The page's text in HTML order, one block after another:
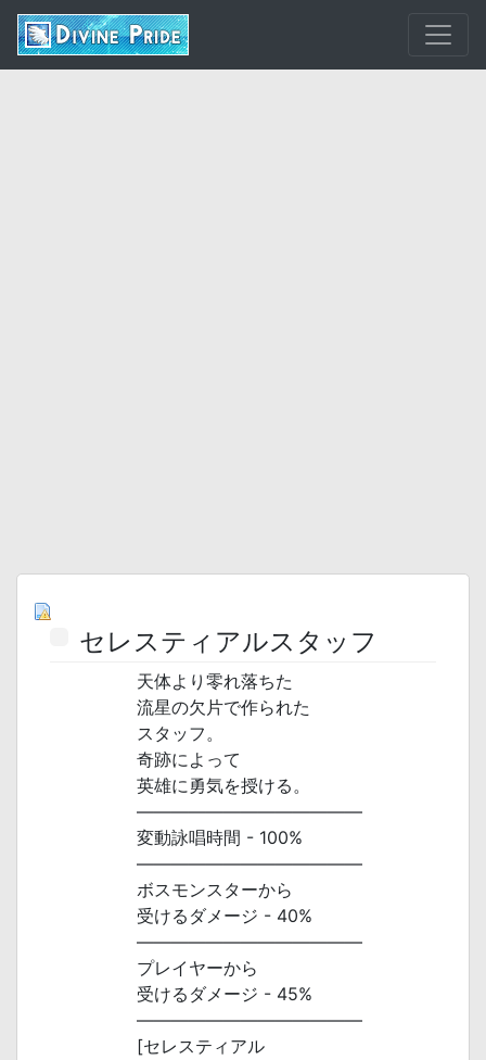
セレスティアルスタッフ
天体より零れ落ちた
流星の欠片で作られた
スタッフ。
奇跡によって
英雄に勇気を授ける。
―――――――――――――
変動詠唱時間 - 100%
―――――――――――――
ボスモンスターから
受けるダメージ - 40%
―――――――――――――
プレイヤーから
受けるダメージ - 45%
―――――――――――――
[セレスティアル